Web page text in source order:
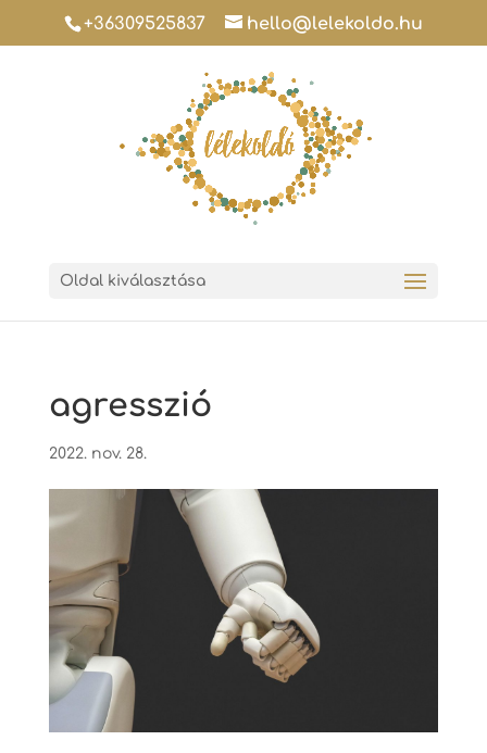
+36309525837 hello@lelekoldo.hu
Oldal kiválasztása
agresszió
2022. nov. 28.